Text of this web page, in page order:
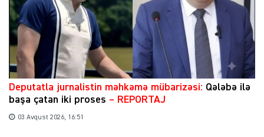
​Deputatla jurnalistin məhkəmə mübarizəsi: Qələbə ilə
başa çatan iki proses – REPORTAJ
03 Avqust 2026, 16:51